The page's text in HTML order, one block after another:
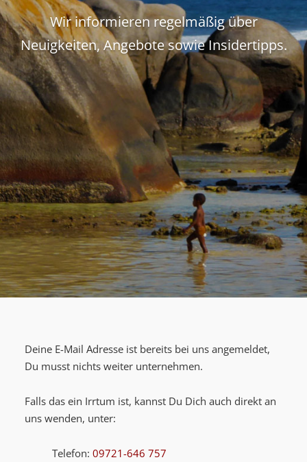
Wir informieren regelmäßig über
Neuigkeiten, Angebote sowie Insidertipps.
Deine E-Mail Adresse ist bereits bei uns angemeldet,
Du musst nichts weiter unternehmen.
Falls das ein Irrtum ist, kannst Du Dich auch direkt an
uns wenden, unter:
Telefon: 09721-646 757